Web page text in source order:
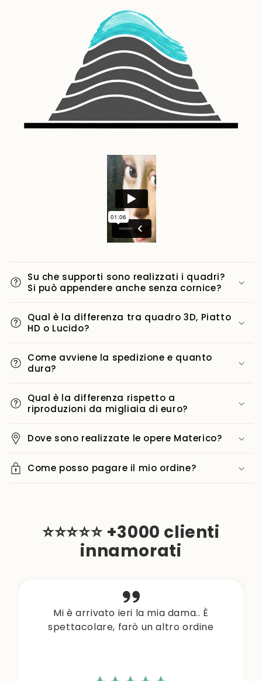
Su che supporti sono realizzati i quadri?
Si può appendere anche senza cornice?
Qual è la differenza tra quadro 3D, Piatto
HD o Lucido?
Come avviene la spedizione e quanto
dura?
Qual è la differenza rispetto a
riproduzioni da migliaia di euro?
Dove sono realizzate le opere Materico?
Come posso pagare il mio ordine?
⭐⭐⭐⭐⭐ +3000 clienti
innamorati
Mi è arrivato ieri la mia dama.. È
spettacolare, farò un altro ordine